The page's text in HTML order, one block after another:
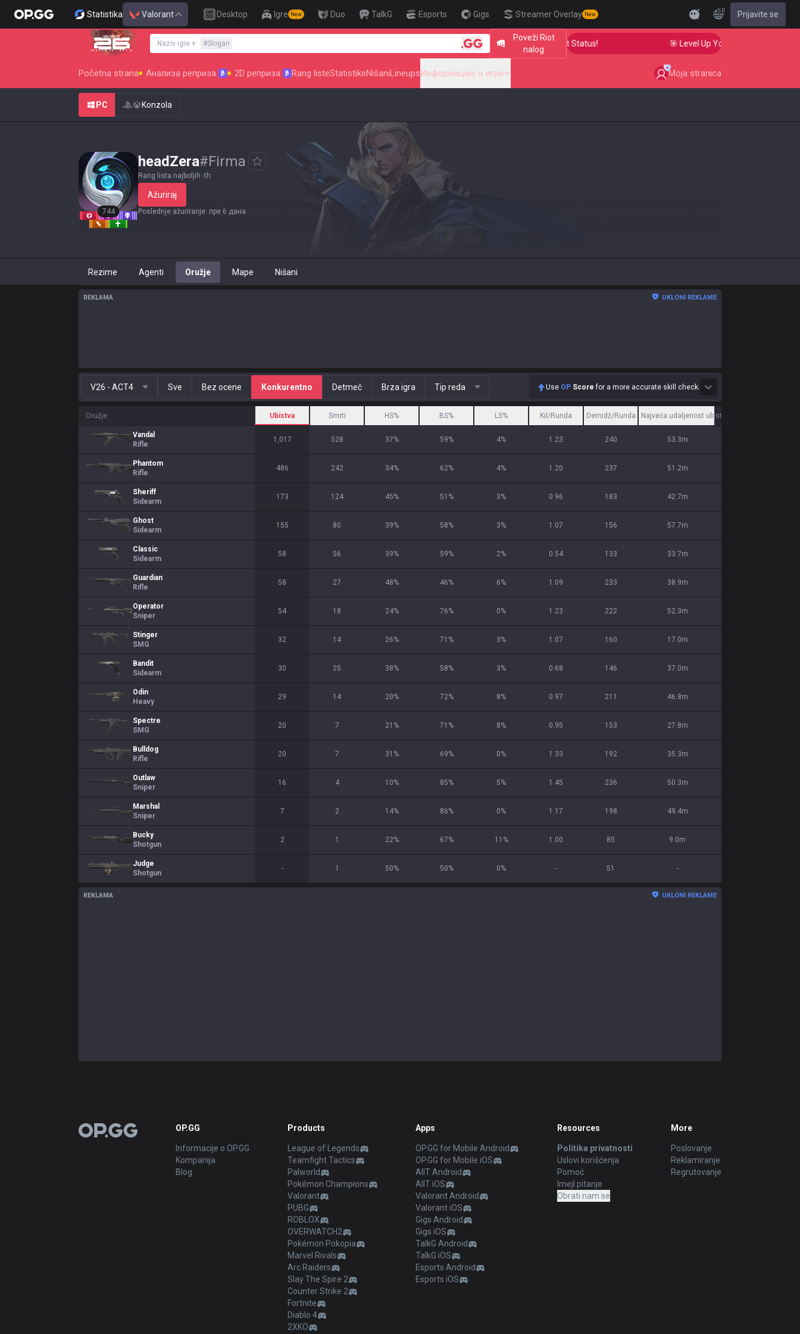
Statistika Valorant Desktop Igre New Duo TalkG Esports Gigs Streamer Overlay New
SR Prijavite se
SEASON 26 : ACT 4
Naziv igre + #Slogan
Poveži Riot
nalog
🎯 Level Up Your Aim to Radiant Status! 🎯 Level Up Your Aim to Radiant
Početna strana Анализа реприза β 2D реприза β Rang listeStatistikeNišaniLineupsИнформације о игри Moja stranica
PC Konzola
744
headZera#Firma
Rang lista najboljih -th
Ažuriraj
Poslednje ažuriranje: пре 6 дана
Rezime Agenti Oružje Mape Nišani
REKLAMA UKLONI REKLAME
V26 - ACT4 Sve Bez ocene Konkurentno Detmeč Brza igra Tip reda Use OP Score for a more accurate skill check.
Oružje Ubistva Smrti HS% BS% LS% Kil/Runda Demidž/Runda Najveća udaljenost ubistva
Vandal
Rifle
1,017 528 37% 59% 4% 1.23 240 53.3m
Phantom
Rifle
486 242 34% 62% 4% 1.20 237 51.2m
Sheriff
Sidearm
173 124 45% 51 % 3% 0.96 183 42.7m
Ghost
Sidearm
155 80 39% 58% 3% 1.07 156 57.7m
Classic
Sidearm
58 56 39% 59% 2% 0.54 133 33.7m
Guardian
Rifle
58 27 48% 46% 6% 1.09 233 38.9m
Operator
Sniper
54 18 24% 76% 0% 1.23 222 52.3m
Stinger
SMG
32 14 26% 71 % 3% 1.07 160 17.0m
Bandit
Sidearm
30 25 38% 58% 3% 0.68 146 37.0m
Odin
Heavy
29 14 20% 72% 8% 0.97 211 46.8m
Spectre
SMG
20 7 21 % 71 % 8% 0.95 153 27.8m
Bulldog
Rifle
20 7 31 % 69% 0% 1.33 192 35.3m
Outlaw
Sniper
16 4 10% 85% 5% 1.45 236 50.3m
Marshal
Sniper
7 2 14% 86% 0% 1.17 198 49.4m
Bucky
Shotgun
2 1 22% 67% 11 % 1.00 85 9.0m
Judge
Shotgun
- 1 50% 50% 0% - 51 -
REKLAMA UKLONI REKLAME
OP.GG OP.GG
Informacije o OP.GG
Kompanija
Blog
Products
League of Legends
Teamfight Tactics
Palworld
Pokémon Champions
Valorant
PUBG
ROBLOX
OVERWATCH2
Pokémon Pokopia
Marvel Rivals
Arc Raiders
Slay The Spire 2
Counter Strike 2
Fortnite
Diablo 4
2XKO
Apps
OP.GG for Mobile Android
OP.GG for Mobile iOS
AllT Android
AllT iOS
Valorant Android
Valorant iOS
Gigs Android
Gigs iOS
TalkG Android
TalkG iOS
Esports Android
Esports iOS
Resources
Politika privatnosti
Uslovi korišćenja
Pomoć
Imejl pitanje
Obrati nam se
More
Poslovanje
Reklamiranje
Regrutovanje